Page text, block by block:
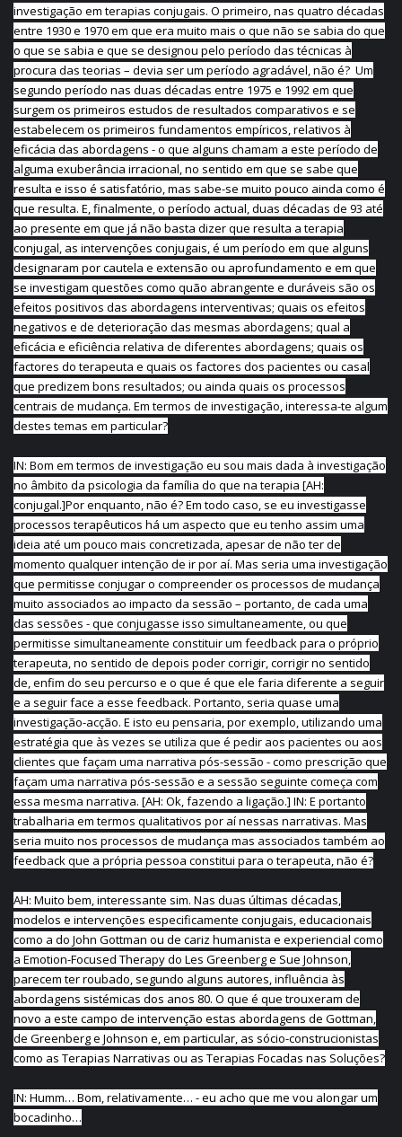
investigação em terapias conjugais. O primeiro, nas quatro décadas
entre 1930 e 1970 em que era muito mais o que não se sabia do que
o que se sabia e que se designou pelo período das técnicas à
procura das teorias – devia ser um período agradável, não é? Um
segundo período nas duas décadas entre 1975 e 1992 em que
surgem os primeiros estudos de resultados comparativos e se
estabelecem os primeiros fundamentos empíricos, relativos à
eficácia das abordagens - o que alguns chamam a este período de
alguma exuberância irracional, no sentido em que se sabe que
resulta e isso é satisfatório, mas sabe-se muito pouco ainda como é
que resulta. E, finalmente, o período actual, duas décadas de 93 até
ao presente em que já não basta dizer que resulta a terapia
conjugal, as intervenções conjugais, é um período em que alguns
designaram por cautela e extensão ou aprofundamento e em que
se investigam questões como quão abrangente e duráveis são os
efeitos positivos das abordagens interventivas; quais os efeitos
negativos e de deterioração das mesmas abordagens; qual a
eficácia e eficiência relativa de diferentes abordagens; quais os
factores do terapeuta e quais os factores dos pacientes ou casal
que predizem bons resultados; ou ainda quais os processos
centrais de mudança. Em termos de investigação, interessa-te algum
destes temas em particular?
IN: Bom em termos de investigação eu sou mais dada à investigação
no âmbito da psicologia da família do que na terapia [AH:
conjugal.]Por enquanto, não é? Em todo caso, se eu investigasse
processos terapêuticos há um aspecto que eu tenho assim uma
ideia até um pouco mais concretizada, apesar de não ter de
momento qualquer intenção de ir por aí. Mas seria uma investigação
que permitisse conjugar o compreender os processos de mudança
muito associados ao impacto da sessão – portanto, de cada uma
das sessões - que conjugasse isso simultaneamente, ou que
permitisse simultaneamente constituir um feedback para o próprio
terapeuta, no sentido de depois poder corrigir, corrigir no sentido
de, enfim do seu percurso e o que é que ele faria diferente a seguir
e a seguir face a esse feedback. Portanto, seria quase uma
investigação-acção. E isto eu pensaria, por exemplo, utilizando uma
estratégia que às vezes se utiliza que é pedir aos pacientes ou aos
clientes que façam uma narrativa pós-sessão - como prescrição que
façam uma narrativa pós-sessão e a sessão seguinte começa com
essa mesma narrativa. [AH: Ok, fazendo a ligação.] IN: E portanto
trabalharia em termos qualitativos por aí nessas narrativas. Mas
seria muito nos processos de mudança mas associados também ao
feedback que a própria pessoa constitui para o terapeuta, não é?
AH: Muito bem, interessante sim. Nas duas últimas décadas,
modelos e intervenções especificamente conjugais, educacionais
como a do John Gottman ou de cariz humanista e experiencial como
a Emotion-Focused Therapy do Les Greenberg e Sue Johnson,
parecem ter roubado, segundo alguns autores, influência às
abordagens sistémicas dos anos 80. O que é que trouxeram de
novo a este campo de intervenção estas abordagens de Gottman,
de Greenberg e Johnson e, em particular, as sócio-construcionistas
como as Terapias Narrativas ou as Terapias Focadas nas Soluções?
IN: Humm… Bom, relativamente… - eu acho que me vou alongar um
bocadinho…